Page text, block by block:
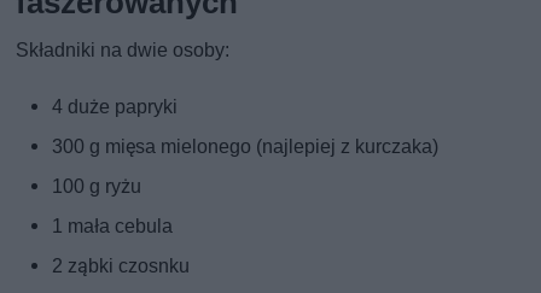
Składniki na dwie osoby:
4 duże papryki
300 g mięsa mielonego (najlepiej z kurczaka)
100 g ryżu
1 mała cebula
2 ząbki czosnku